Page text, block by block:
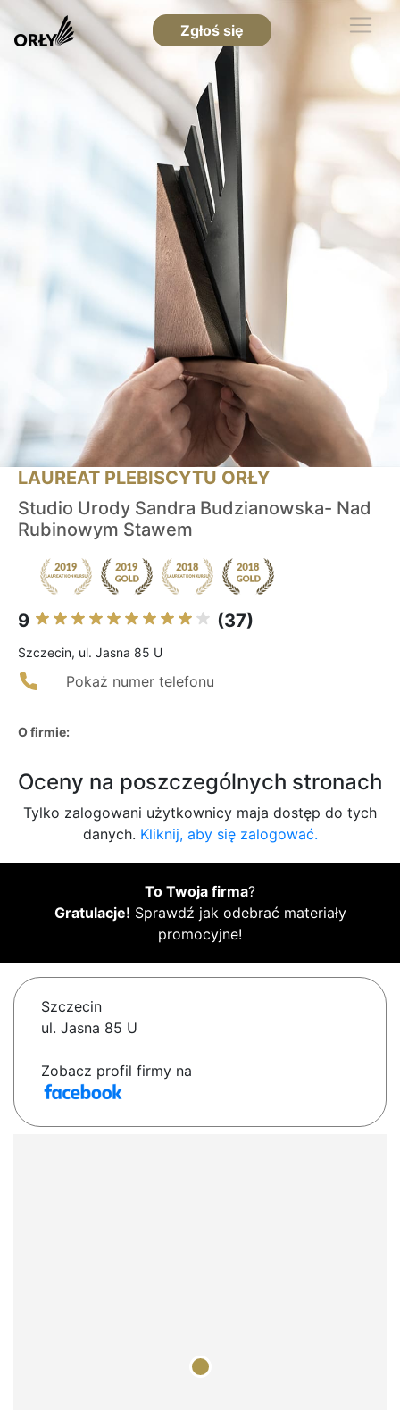
Zgłoś się
LAUREAT PLEBISCYTU ORŁY
Studio Urody Sandra Budzianowska- Nad
Rubinowym Stawem
9 (37)
Szczecin, ul. Jasna 85 U
Pokaż numer telefonu
O firmie:
Oceny na poszczególnych stronach
Tylko zalogowani użytkownicy maja dostęp do tych
danych. Kliknij, aby się zalogować.
To Twoja firma?
Gratulacje! Sprawdź jak odebrać materiały
promocyjne!
Szczecin
ul. Jasna 85 U
Zobacz profil firmy na